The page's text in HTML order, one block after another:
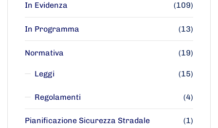
In Evidenza (109)
In Programma (13)
Normativa (19)
Leggi (15)
Regolamenti (4)
Pianificazione Sicurezza Stradale (1)